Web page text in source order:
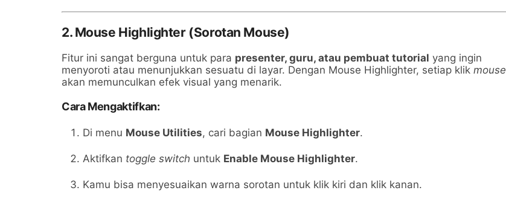
2. Mouse Highlighter (Sorotan Mouse)
Fitur ini sangat berguna untuk para presenter, guru, atau pembuat tutorial yang ingin
menyoroti atau menunjukkan sesuatu di layar. Dengan Mouse Highlighter, setiap klik mouse
akan memunculkan efek visual yang menarik.
Cara Mengaktifkan:
Di menu Mouse Utilities, cari bagian Mouse Highlighter.
Aktifkan toggle switch untuk Enable Mouse Highlighter.
Kamu bisa menyesuaikan warna sorotan untuk klik kiri dan klik kanan.